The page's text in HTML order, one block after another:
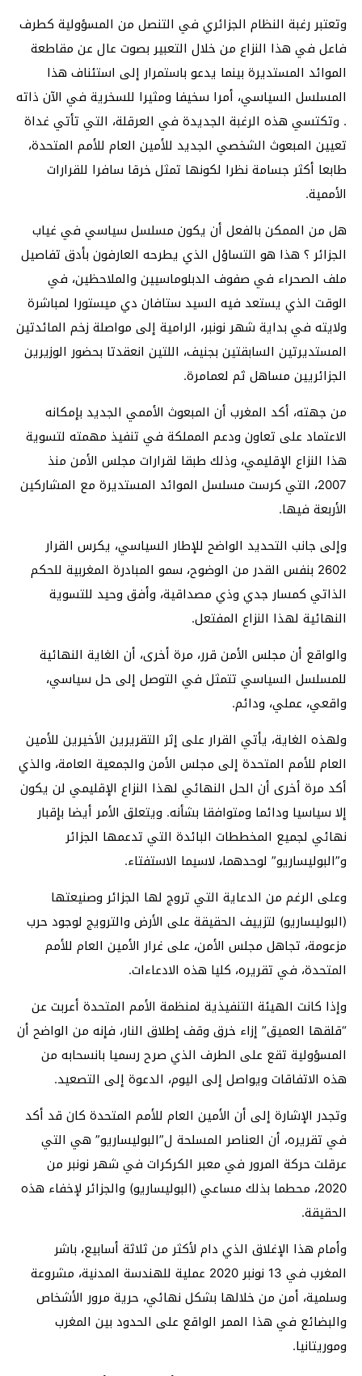
وتعتبر رغبة النظام الجزائري في التنصل من المسؤولية كطرف
فاعل في هذا النزاع من خلال التعبير بصوت عال عن مقاطعة
الموائد المستديرة بينما يدعو باستمرار إلى استئناف هذا
المسلسل السياسي، أمرا سخيفا ومثيرا للسخرية في الآن ذاته
. وتكتسي هذه الرغبة الجديدة في العرقلة، التي تأتي غداة
تعيين المبعوث الشخصي الجديد للأمين العام للأمم المتحدة،
طابعا أكثر جسامة نظرا لكونها تمثل خرقا سافرا للقرارات
الأممية.
هل من الممكن بالفعل أن يكون مسلسل سياسي في غياب
الجزائر ؟ هذا هو التساؤل الذي يطرحه العارفون بأدق تفاصيل
ملف الصحراء في صفوف الدبلوماسيين والملاحظين، في
الوقت الذي يستعد فيه السيد ستافان دي ميستورا لمباشرة
ولايته في بداية شهر نونبر، الرامية إلى مواصلة زخم المائدتين
المستديرتين السابقتين بجنيف، اللتين انعقدتا بحضور الوزيرين
الجزائريين مساهل ثم لعمامرة.
من جهته، أكد المغرب أن المبعوث الأممي الجديد بإمكانه
الاعتماد على تعاون ودعم المملكة في تنفيذ مهمته لتسوية
هذا النزاع الإقليمي، وذلك طبقا لقرارات مجلس الأمن منذ
2007، التي كرست مسلسل الموائد المستديرة مع المشاركين
الأربعة فيها.
وإلى جانب التحديد الواضح للإطار السياسي، يكرس القرار
2602 بنفس القدر من الوضوح، سمو المبادرة المغربية للحكم
الذاتي كمسار جدي وذي مصداقية، وأفق وحيد للتسوية
النهائية لهذا النزاع المفتعل.
والواقع أن مجلس الأمن قرر، مرة أخرى، أن الغاية النهائية
للمسلسل السياسي تتمثل في التوصل إلى حل سياسي،
واقعي، عملي، ودائم.
ولهذه الغاية، يأتي القرار على إثر التقريرين الأخيرين للأمين
العام للأمم المتحدة إلى مجلس الأمن والجمعية العامة، والذي
أكد مرة أخرى أن الحل النهائي لهذا النزاع الإقليمي لن يكون
إلا سياسيا ودائما ومتوافقا بشأنه. ويتعلق الأمر أيضا بإقبار
نهائي لجميع المخططات البائدة التي تدعمها الجزائر
و”البوليساريو” لوحدهما، لاسيما الاستفتاء.
وعلى الرغم من الدعاية التي تروج لها الجزائر وصنيعتها
(البوليساريو) لتزييف الحقيقة على الأرض والترويج لوجود حرب
مزعومة، تجاهل مجلس الأمن، على غرار الأمين العام للأمم
المتحدة، في تقريره، كليا هذه الادعاءات.
وإذا كانت الهيئة التنفيذية لمنظمة الأمم المتحدة أعربت عن
“قلقها العميق” إزاء خرق وقف إطلاق النار، فإنه من الواضح أن
المسؤولية تقع على الطرف الذي صرح رسميا بانسحابه من
هذه الاتفاقات ويواصل إلى اليوم، الدعوة إلى التصعيد.
وتجدر الإشارة إلى أن الأمين العام للأمم المتحدة كان قد أكد
في تقريره، أن العناصر المسلحة ل”البوليساريو” هي التي
عرقلت حركة المرور في معبر الكركرات في شهر نونبر من
2020، محطما بذلك مساعي (البوليساريو) والجزائر لإخفاء هذه
الحقيقة.
وأمام هذا الإغلاق الذي دام لأكثر من ثلاثة أسابيع، باشر
المغرب في 13 نونبر 2020 عملية للهندسة المدنية، مشروعة
وسلمية، أمن من خلالها بشكل نهائي، حرية مرور الأشخاص
والبضائع في هذا الممر الواقع على الحدود بين المغرب
وموريتانيا.